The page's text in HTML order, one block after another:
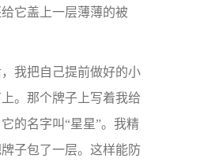
它盖上一层薄薄的被
我把自己提前做好的小
。那个牌子上写着我给
的名字叫“星星”。我精
子包了一层。这样能防